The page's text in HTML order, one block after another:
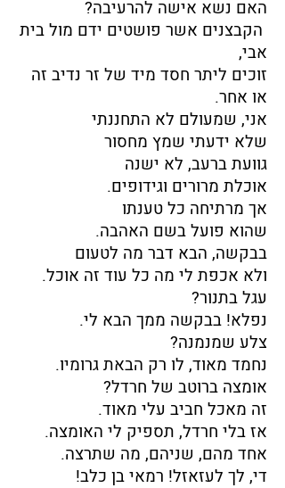
האם נשא אישה להרעיבה?
הקבצנים אשר פושטים ידם מול בית
אבי,
זוכים ליתר חסד מיד של זר נדיב זה
או אחר.
אני, שמעולם לא התחננתי
שלא ידעתי שמץ מחסור
גוועת ברעב, לא ישנה
אוכלת מרורים וגידופים.
אך מרתיחה כל טענתו
שהוא פועל בשם האהבה.
בבקשה, הבא דבר מה לטעום
ולא אכפת לי מה כל עוד זה אוכל.
עגל בתנור?
נפלא! בבקשה ממך הבא לי.
צלע שמנמנה?
נחמד מאוד, לו רק הבאת גרומיו.
אומצה ברוטב של חרדל?
זה מאכל חביב עלי מאוד.
אז בלי חרדל, תספיק לי האומצה.
אחד מהם, שניהם, מה שתרצה.
די, לך לעזאזל! רמאי בן כלב!